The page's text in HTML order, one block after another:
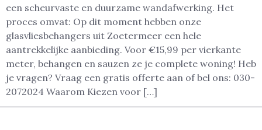
een scheurvaste en duurzame wandafwerking. Het
proces omvat: Op dit moment hebben onze
glasvliesbehangers uit Zoetermeer een hele
aantrekkelijke aanbieding. Voor €15,99 per vierkante
meter, behangen en sauzen ze je complete woning! Heb
je vragen? Vraag een gratis offerte aan of bel ons: 030-
2072024 Waarom Kiezen voor […]